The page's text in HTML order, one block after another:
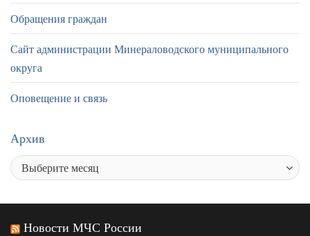
Обращения граждан
Сайт администрации Минераловодского муниципального
округа
Оповещение и связь
Архив
Новости МЧС России